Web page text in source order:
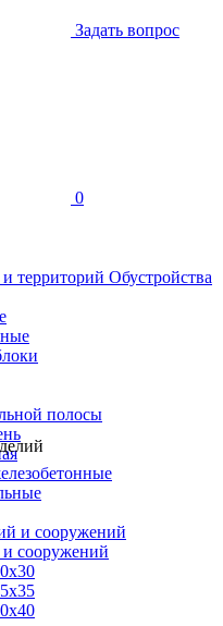
Задать вопрос
0
Обустройства
полосы
и сооружений